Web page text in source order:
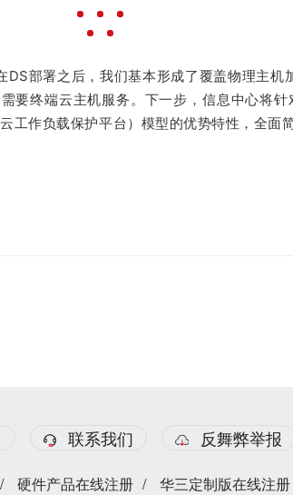
部署之后，我们基本形成了覆盖物理主
终端云主机服务。下一步，信息中心将针
作负载保护平台）模型的优势特性，全面
联系我们 反舞弊举报
/ 硬件产品在线注册 / 华三定制版在线注册